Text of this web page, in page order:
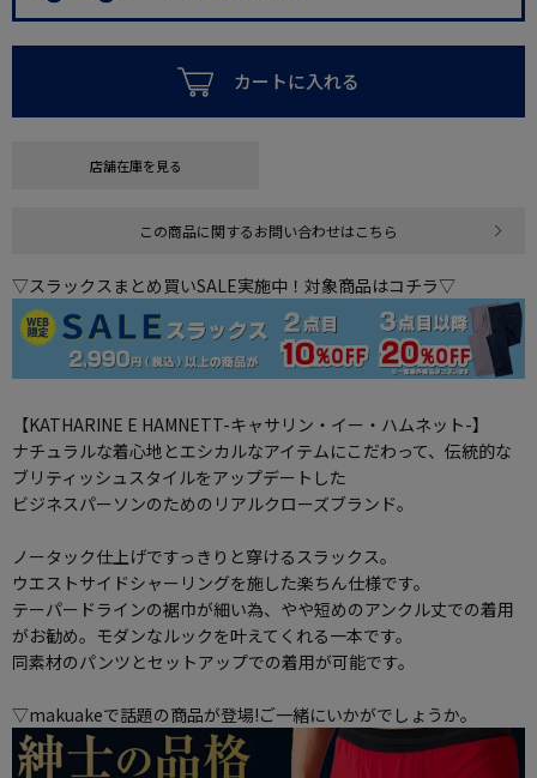
カートに入れる
店舗在庫を見る
この商品に関するお問い合わせはこちら
▽スラックスまとめ買いSALE実施中！対象商品はコチラ▽
【KATHARINE E HAMNETT-キャサリン・イー・ハムネット-】
ナチュラルな着心地とエシカルなアイテムにこだわって、伝統的な
ブリティッシュスタイルをアップデートした
ビジネスパーソンのためのリアルクローズブランド。
ノータック仕上げですっきりと穿けるスラックス。
ウエストサイドシャーリングを施した楽ちん仕様です。
テーパードラインの裾巾が細い為、やや短めのアンクル丈での着用
がお勧め。モダンなルックを叶えてくれる一本です。
同素材のパンツとセットアップでの着用が可能です。
▽makuakeで話題の商品が登場!ご一緒にいかがでしょうか。